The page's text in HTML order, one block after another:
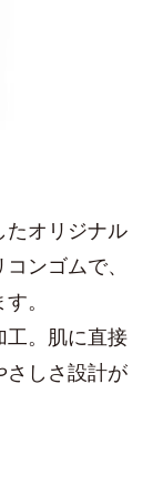
たオリジナル
ンゴムで、
。
工。肌に直接
さしさ設計が